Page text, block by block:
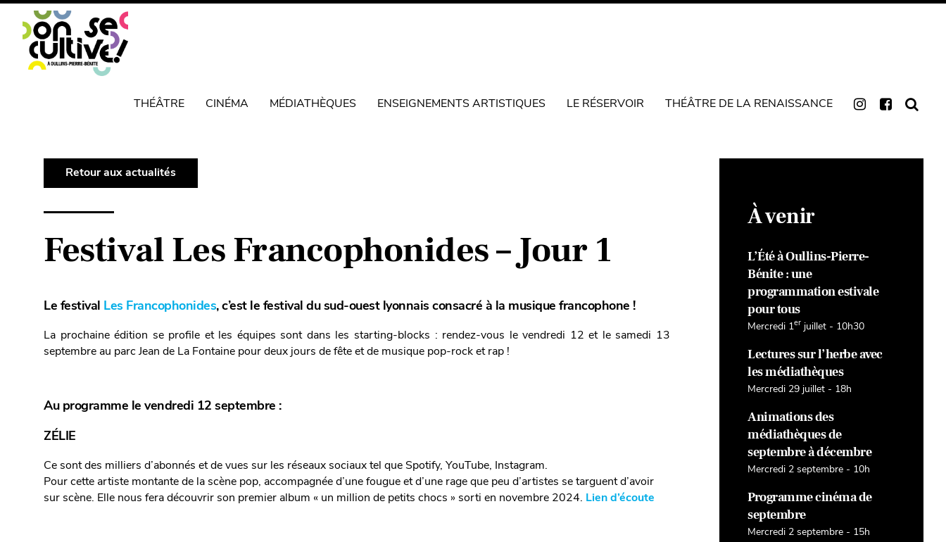
THÉÂTRE CINÉMA MÉDIATHÈQUES ENSEIGNEMENTS ARTISTIQUES LE RÉSERVOIR THÉÂTRE DE LA RENAISSANCE
Retour aux actualités
Festival Les Francophonides – Jour 1
Le festival Les Francophonides, c’est le festival du sud-ouest lyonnais consacré à la musique francophone !
La prochaine édition se profile et les équipes sont dans les starting-blocks : rendez-vous le vendredi 12 et le samedi 13
septembre au parc Jean de La Fontaine pour deux jours de fête et de musique pop-rock et rap !
Au programme le vendredi 12 septembre :
ZÉLIE
Ce sont des milliers d’abonnés et de vues sur les réseaux sociaux tel que Spotify, YouTube, Instagram.
Pour cette artiste montante de la scène pop, accompagnée d’une fougue et d’une rage que peu d’artistes se targuent d’avoir
sur scène. Elle nous fera découvrir son premier album « un million de petits chocs » sorti en novembre 2024. Lien d’écoute
À venir
L’Été à Oullins-Pierre-
Bénite : une
programmation estivale
pour tous
Mercredi 1er juillet - 10h30
Lectures sur l’herbe avec
les médiathèques
Mercredi 29 juillet - 18h
Animations des
médiathèques de
septembre à décembre
Mercredi 2 septembre - 10h
Programme cinéma de
septembre
Mercredi 2 septembre - 15h